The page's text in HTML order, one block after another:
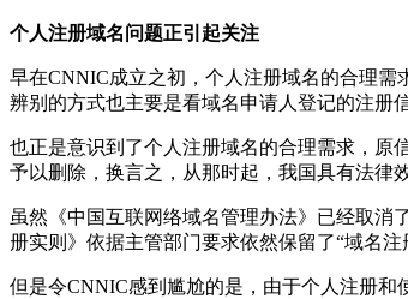
个人注册域名问题正引起关注
早在CNNIC成立之初，个人注册域名的合理需
辨别的方式也主要是看域名申请人登记的注册信
也正是意识到了个人注册域名的合理需求，原
予以删除，换言之，从那时起，我国具有法律
虽然《中国互联网络域名管理办法》已经取消
册实则》依据主管部门要求依然保留了“域名
但是令CNNIC感到尴尬的是，由于个人注册